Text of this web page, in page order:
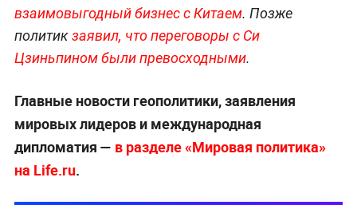
взаимовыгодный бизнес с Китаем. Позже
политикзаявил, что переговоры с Си
Цзиньпином были превосходными.
Главные новости геополитики, заявления
мировых лидеров и международная
дипломатия — в разделе «Мировая политика»
на Life.ru.